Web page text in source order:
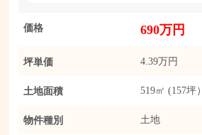
価格 690万円
坪単価 4.39万円
土地面積 519㎡ (157坪）
物件種別 土地